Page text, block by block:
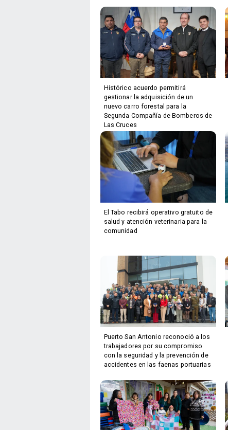
Histórico acuerdo permitirá
gestionar la adquisición de un
nuevo carro forestal para la
Segunda Compañía de Bomberos de
Las Cruces
El Tabo recibirá operativo gratuito de
salud y atención veterinaria para la
comunidad
Puerto San Antonio reconoció a los
trabajadores por su compromiso
con la seguridad y la prevención de
accidentes en las faenas portuarias